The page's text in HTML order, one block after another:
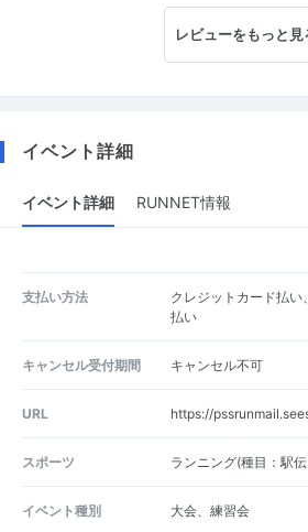
レビューをもっと見
イベント詳細
イベント詳細 RUNNET情報
支払い方法
クレジットカード払
払い
キャンセル受付期間 キャンセル不可
URL https://
スポーツ ランニング(種目：駅
イベント種別 大会、練習会